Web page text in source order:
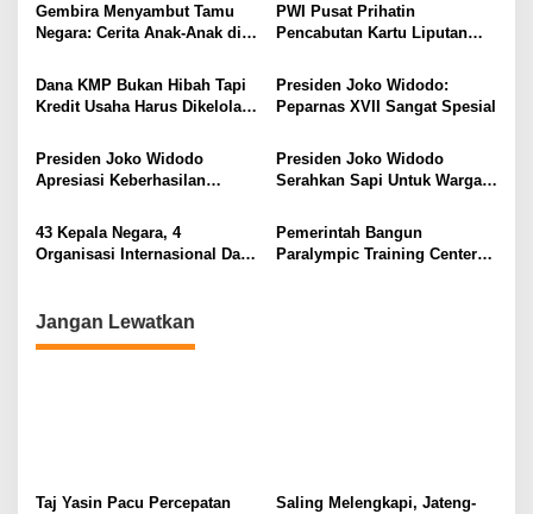
Gembira Menyambut Tamu
Negara: Cerita Anak-Anak di
Brasil
PWI Pusat Prihatin
Pencabutan Kartu Liputan
Indonesia
Dana KMP Bukan Hibah Tapi
Kredit Usaha Harus Dikelola
Presiden Joko Widodo:
Peparnas XVII Sangat Spesial
Presiden Joko Widodo
Apresiasi Keberhasilan
Paralimpiade 2024
Presiden Joko Widodo
Serahkan Sapi Untuk Warga
43 Kepala Negara, 4
Organisasi Internasional Dan
Pemerintah Bangun
Paralympic Training Center
Jangan Lewatkan
Taj Yasin Pacu Percepatan
Saling Melengkapi, Jateng-